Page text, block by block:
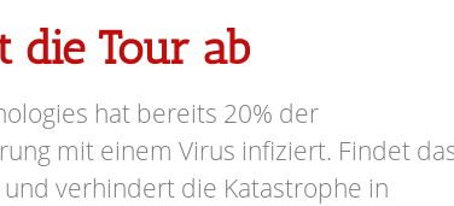
die Tour ab
hat bereits 20% der
mit einem Virus infiziert. Findet
verhindert die Katastrophe in